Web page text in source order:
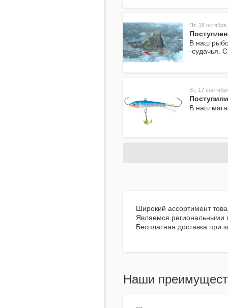
Пт, 18
В наш
-судачья.
Вт, 17
В наш
Широкий ассортимент
Являемся региональными
Бесплатная доставка при
Наши